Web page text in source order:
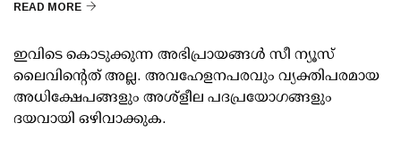
READ MORE
ഇവിടെ കൊടുക്കുന്ന അഭിപ്രായങ്ങള്‍ സീ ന്യൂസ്
ലൈവിന്റെത് അല്ല. അവഹേളനപരവും വ്യക്തിപരമായ
അധിക്ഷേപങ്ങളും അശ്‌ളീല പദപ്രയോഗങ്ങളും
ദയവായി ഒഴിവാക്കുക.